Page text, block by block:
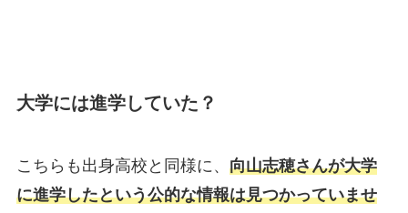
大学には進学していた？
こちらも出身高校と同様に、 向山志穂さんが大学
に進学したという公的な情報は見つかっていませ